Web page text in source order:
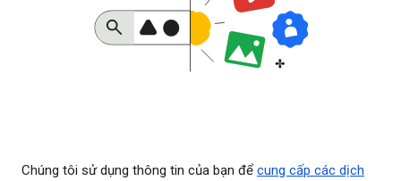
Chúng tôi sử dụng thông tin của bạn để cung cấp các dịch